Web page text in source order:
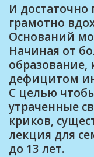
И достаточно
грамотно
Оснований
Начиная от
образование,
дефицитом
С целью
утраченные
криков,
лекция для
до 13 лет.